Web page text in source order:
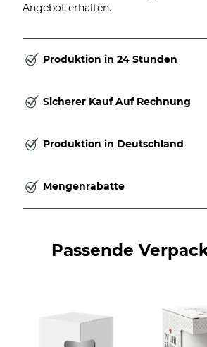
Angebot erhalten.
Produktion in 24 Stunden
Sicherer Kauf Auf Rechnung
Produktion in Deutschland
Mengenrabatte
Passende